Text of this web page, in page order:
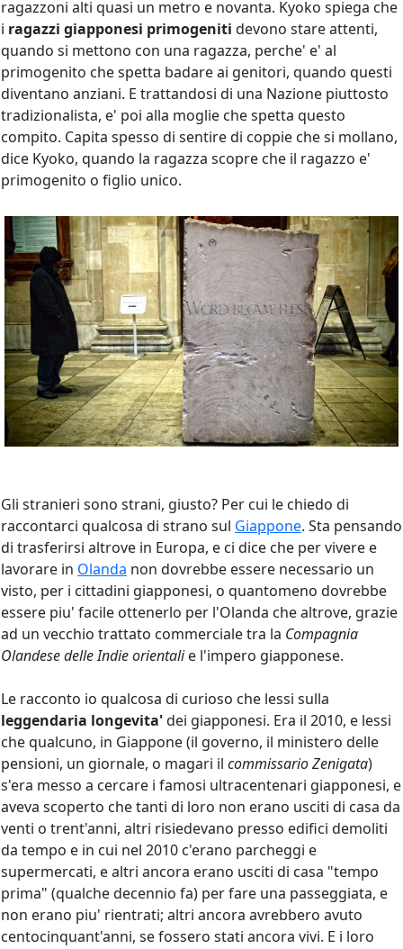
ragazzoni alti quasi un metro e novanta. Kyoko spiega che
i ragazzi giapponesi primogeniti devono stare attenti,
quando si mettono con una ragazza, perche' e' al
primogenito che spetta badare ai genitori, quando questi
diventano anziani. E trattandosi di una Nazione piuttosto
tradizionalista, e' poi alla moglie che spetta questo
compito. Capita spesso di sentire di coppie che si mollano,
dice Kyoko, quando la ragazza scopre che il ragazzo e'
primogenito o figlio unico.
Gli stranieri sono strani, giusto? Per cui le chiedo di
raccontarci qualcosa di strano sul Giappone. Sta pensando
di trasferirsi altrove in Europa, e ci dice che per vivere e
lavorare in Olanda non dovrebbe essere necessario un
visto, per i cittadini giapponesi, o quantomeno dovrebbe
essere piu' facile ottenerlo per l'Olanda che altrove, grazie
ad un vecchio trattato commerciale tra la Compagnia
Olandese delle Indie orientalie l'impero giapponese.
Le racconto io qualcosa di curioso che lessi sulla
leggendaria longevita'dei giapponesi. Era il 2010, e lessi
che qualcuno, in Giappone (il governo, il ministero delle
pensioni, un giornale, o magari il commissario Zenigata)
s'era messo a cercare i famosi ultracentenari giapponesi, e
aveva scoperto che tanti di loro non erano usciti di casa da
venti o trent'anni, altri risiedevano presso edifici demoliti
da tempo e in cui nel 2010 c'erano parcheggi e
supermercati, e altri ancora erano usciti di casa "tempo
prima" (qualche decennio fa) per fare una passeggiata, e
non erano piu' rientrati; altri ancora avrebbero avuto
centocinquant'anni, se fossero stati ancora vivi. E i loro